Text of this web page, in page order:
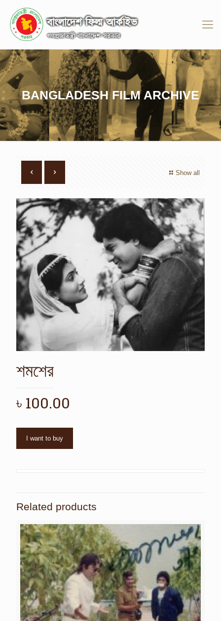
BANGLADESH FILM ARCHIVE
Show all
শমশের
৳ 100.00
I want to buy
Related products